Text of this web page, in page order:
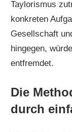
Taylorismus
konkreten
Gesellschaft
hingegen,
entfremdet.
Die
durch